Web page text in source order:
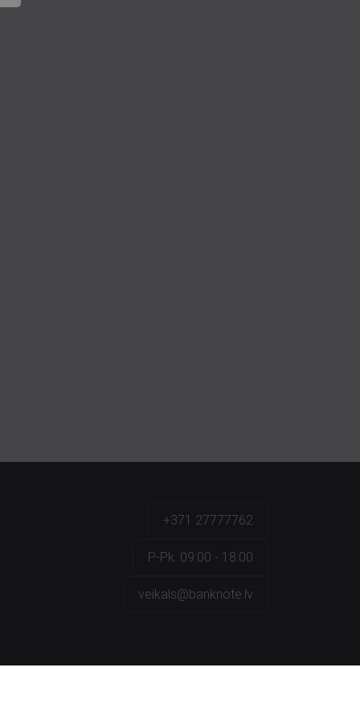
+371 27777762
P.-Pk. 09:00 - 18:00
veikals@banknote.lv